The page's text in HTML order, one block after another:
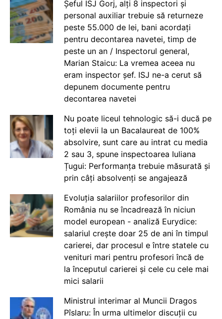
Șeful ISJ Gorj, alți 8 inspectori și
personal auxiliar trebuie să returneze
peste 55.000 de lei, bani acordați
pentru decontarea navetei, timp de
peste un an / Inspectorul general,
Marian Staicu: La vremea aceea nu
eram inspector șef. ISJ ne-a cerut să
depunem documente pentru
decontarea navetei
Nu poate liceul tehnologic să-i ducă pe
toți elevii la un Bacalaureat de 100%
absolvire, sunt care au intrat cu media
2 sau 3, spune inspectoarea Iuliana
Țugui: Performanța trebuie măsurată și
prin câți absolvenți se angajează
Evoluția salariilor profesorilor din
România nu se încadrează în niciun
model european - analiză Eurydice:
salariul crește doar 25 de ani în timpul
carierei, dar procesul e între statele cu
venituri mari pentru profesori încă de
la începutul carierei și cele cu cele mai
mici salarii
Ministrul interimar al Muncii Dragos
Pîslaru: În urma ultimelor discuții cu